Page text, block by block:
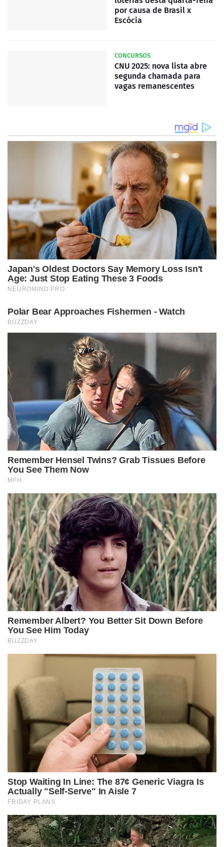
por causa de Brasil x
Escócia
CONCURSOS
CNU 2025: nova lista abre
segunda chamada para
vagas remanescentes